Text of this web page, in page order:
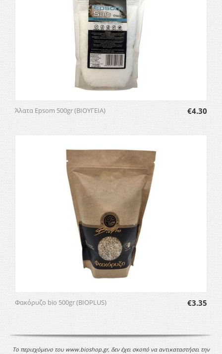
Άλατα Epsom 500gr (ΒΙΟΥΓΕΙΑ) €4.30
Φακόρυζο bio 500gr (BIOPLUS) €3.35
Το περιεχόμενο του www.bioshop.gr, δεν έχει σκοπό να αντικαταστήσει την